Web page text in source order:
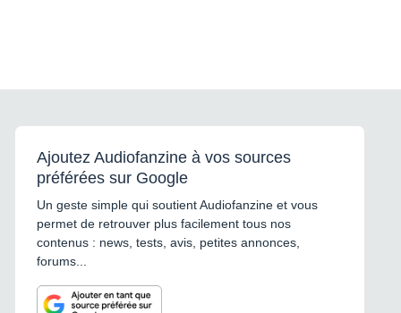
Ajoutez Audiofanzine à vos sources
préférées sur Google
Un geste simple qui soutient Audiofanzine et vous
permet de retrouver plus facilement tous nos
contenus : news, tests, avis, petites annonces,
forums...